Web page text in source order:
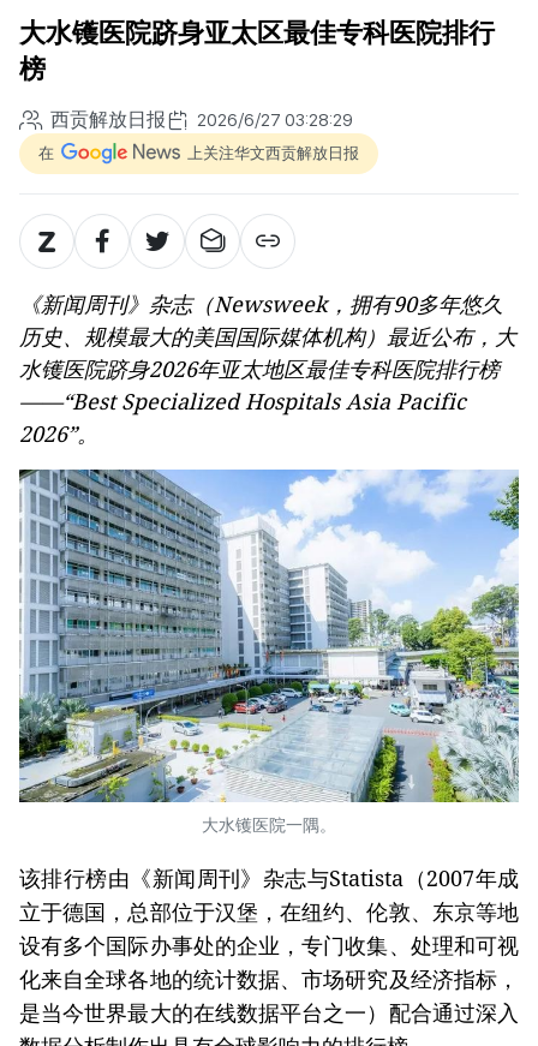
大水镬医院跻身亚太区最佳专科医院排行
榜
西贡解放日报 2026/6/27 03:28:29
在 上关注华文西贡解放日报
《新闻周刊》杂志（Newsweek，拥有90多年悠久
历史、规模最大的美国国际媒体机构）最近公布，大
水镬医院跻身2026年亚太地区最佳专科医院排行榜
——“Best Specialized Hospitals Asia Pacific
2026”。
大水镬医院一隅。
该排行榜由《新闻周刊》杂志与Statista（2007年成
立于德国，总部位于汉堡，在纽约、伦敦、东京等地
设有多个国际办事处的企业，专门收集、处理和可视
化来自全球各地的统计数据、市场研究及经济指标，
是当今世界最大的在线数据平台之一）配合通过深入